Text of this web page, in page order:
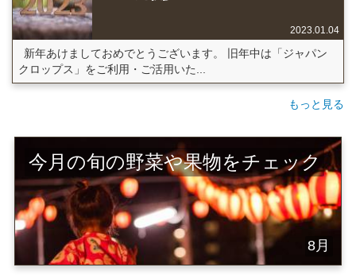
2023.01.04
新年あけましておめでとうございます。 旧年中は「ジャパン
クロップス」をご利用・ご活用いた...
もっと見る
今月の旬の野菜や果物をチェック
8月